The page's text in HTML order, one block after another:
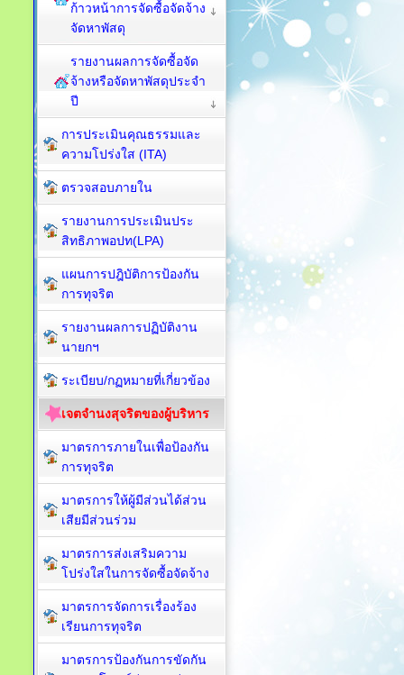
ก้าวหน้าการจัดซื้อจัดจ้าง
จัดหาพัสดุ
รายงานผลการจัดซื้อจัด
จ้างหรือจัดหาพัสดุประจำ
ปี
การประเมินคุณธรรมและ
ความโปร่งใส (ITA)
ตรวจสอบภายใน
รายงานการประเมินประ
สิทธิภาพอปท(LPA)
แผนการปฎิบัติการป้องกัน
การทุจริต
รายงานผลการปฏิบัติงาน
นายกฯ
ระเบียบ/กฏหมายที่เกี่ยวข้อง
เจตจำนงสุจริตของผู้บริหาร
มาตรการภายในเพื่อป้องกัน
การทุจริต​
มาตรการให้ผู้มีส่วนได้ส่วน
เสียมีส่วนร่วม
มาตรการส่งเสริมความ
โปร่งใสในการจัดซื้อจัดจ้าง
มาตรการจัดการเรื่องร้อง
เรียนการทุจริต
มาตรการป้องกันการขัดกัน